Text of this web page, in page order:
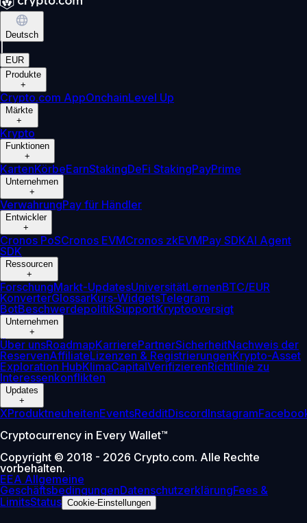
Deutsch
EUR
Produkte
+
Crypto.com AppOnchainLevel Up
Märkte
+
Krypto
Funktionen
+
KartenKörbeEarnStakingDeFi StakingPayPrime
Unternehmen
+
VerwahrungPay für Händler
Entwickler
+
Cronos PoSCronos EVMCronos zkEVMPay SDKAI Agent
SDK
Ressourcen
+
ForschungMarkt-UpdatesUniversitätLernenBTC/EUR
KonverterGlossarKurs-WidgetsTelegram
BotBeschwerdepolitikSupportKryptooversigt
Unternehmen
+
Über unsRoadmapKarrierePartnerSicherheitNachweis der
ReservenAffiliateLizenzen & RegistrierungenKrypto-Asset
Exploration HubKlimaCapitalVerifizierenRichtlinie zu
Interessenkonflikten
Updates
+
XProduktneuheitenEventsRedditDiscordInstagram
Cryptocurrency in Every Wallet™
Copyright © 2018 - 2026 Crypto.com. Alle Rechte
vorbehalten.
EEA Allgemeine
GeschäftsbedingungenDatenschutzerklärungFees &
LimitsStatus Cookie-Einstellungen